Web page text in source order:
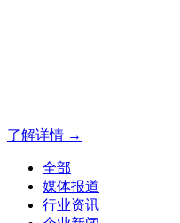
了解详情 →
全部
媒体报道
行业资讯